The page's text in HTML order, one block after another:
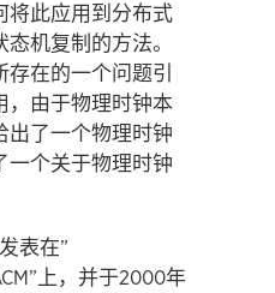
将此应用到分布式
机复制的方法。
在的一个问题引
，由于物理时钟本
出了一个物理时钟
一个关于物理时钟
表在”
上，并于2000年